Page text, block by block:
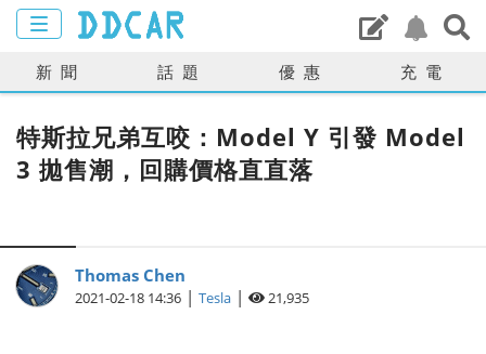
新聞 話題 優惠 充電
特斯拉兄弟互咬：Model Y 引發 Model
3 拋售潮，回購價格直直落
Thomas Chen
2021-02-18 14:36 | Tesla | 21,935